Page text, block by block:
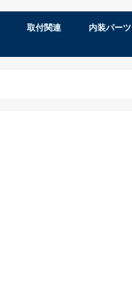
取付関連 内装パーツ